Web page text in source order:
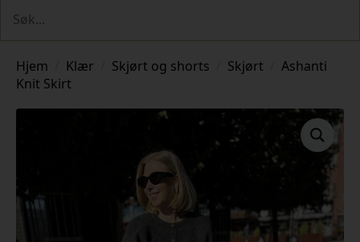
Hjem Klær Skjørt og shorts Skjørt
Ashanti
Knit Skirt